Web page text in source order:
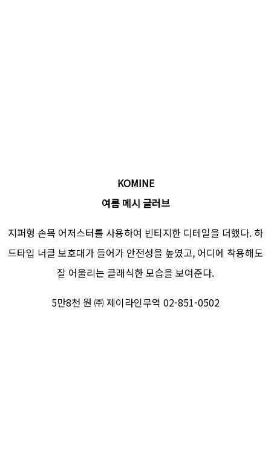
KOMINE
여름 메시 글러브
지퍼형 손목 어저스터를 사용하여 빈티지한 디테일을 더했다. 하
드타입 너클 보호대가 들어가 안전성을 높였고, 어디에 착용해도
잘 어울리는 클래식한 모습을 보여준다.
5만8천 원 ㈜ 제이라인무역 02-851-0502